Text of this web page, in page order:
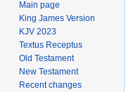
Main page
King James Version
KJV 2023
Textus Receptus
Old Testament
New Testament
Recent changes